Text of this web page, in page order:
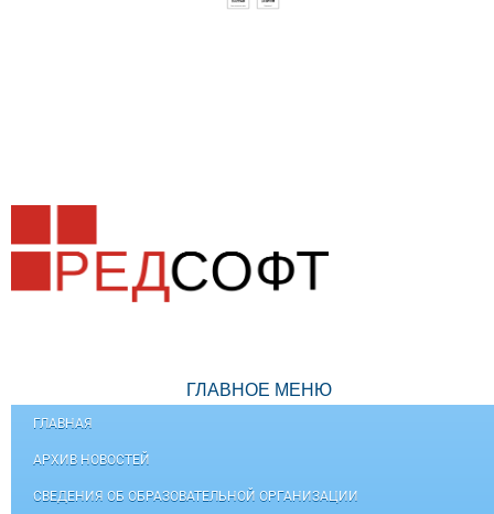
ГЛАВНОЕ МЕНЮ
ГЛАВНАЯ
АРХИВ НОВОСТЕЙ
СВЕДЕНИЯ ОБ ОБРАЗОВАТЕЛЬНОЙ ОРГАНИЗАЦИИ